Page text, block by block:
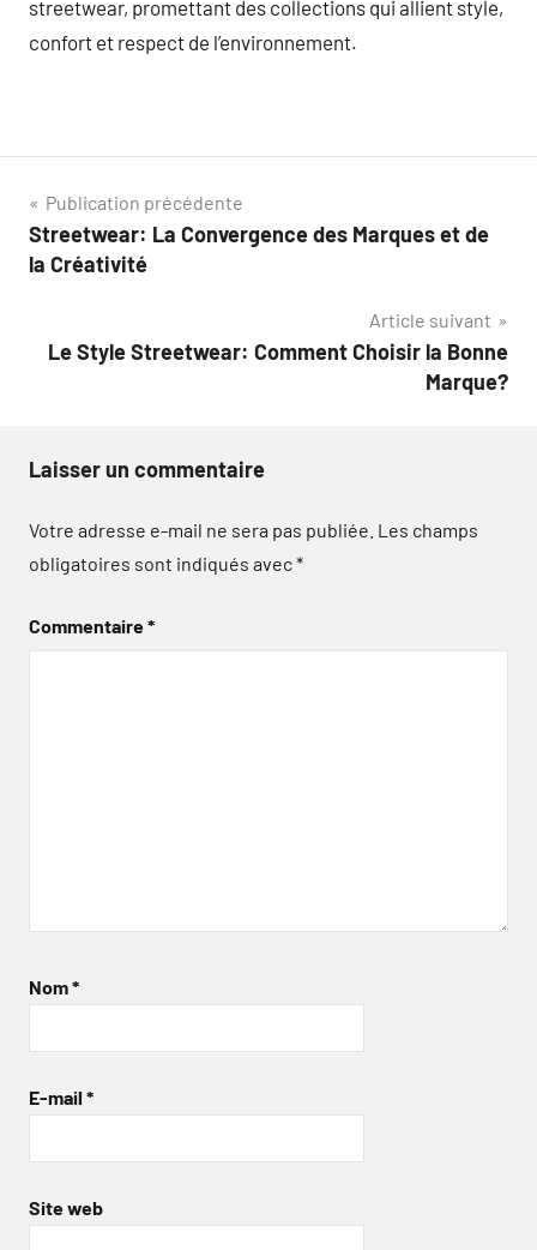
streetwear, promettant des collections qui allient style,
confort et respect de l’environnement.
Navigation
de
Publication précédente
Streetwear: La Convergence des Marques et de
la Créativité
Article suivant
Le Style Streetwear: Comment Choisir la Bonne
Marque?
Laisser un commentaire
Votre adresse e-mail ne sera pas publiée. Les champs
obligatoires sont indiqués avec*
Commentaire*
Nom*
E-mail *
Site web